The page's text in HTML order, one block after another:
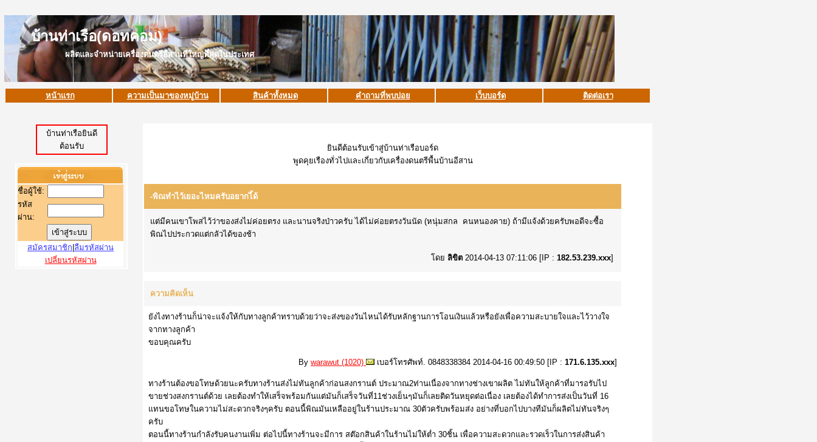
บ้านท่าเรือ(ดอทคอม)
ผลิตและจำหน่ายเครื่องดนตรีอีสานที่ใหญ่ที่สุดในประเทศ
หน้าแรก ความเป็นมาของหมู่บ้าน สินค้าทั้งหมด คำถามที่พบบ่อย เว็บบอร์ด ติดต่อเรา
บ้านท่าเรือยินดี
ต้อนรับ
ชื่อผู้ใช้:
รหัส
ผ่าน:
สมัครสมาชิก ลืมรหัสผ่าน
เปลี่ยนรหัสผ่าน
ยินดีต้อนรับเข้าสู่บ้านท่าเรือบอร์ด
พูดคุยเรืองทั่วไปและเกี่ยวกับเครื่องดนตรีพื้นบ้านอีสาน
-พิณทำไว้เยอะไหมครับอยากไ้ด้
แต่มีคนเขาโพสไว้ว่าของส่งไม่ค่อยตรง และนานจริงป่าวครับ ได้ไม่ค่อยตรงวันนัด (หนุ่มสกล คนหนองคาย) ถ้ามีแจ้งด้วยครับพอดีจะซื้อ
พิณไปประกวดแต่กลัวได้ของช้า
โดย ลิขิต 2014-04-13 07:11:06 [IP : 182.53.239.xxx]
ความคิดเห็น
ยังไงทางร้านก็น่าจะแจ้งให้กับทางลูกค้าทราบด้วยว่าจะส่งของวันไหนได้รับหลักฐานการโอนเงินแล้วหรือยังเพื่อความสะบายใจและไว้วางใจ
จากทางลูกค้า
ขอบคุณครับ
By warawut (1020) เบอร์โทรศัพท์. 0848338384 2014-04-16 00:49:50 [IP : 171.6.135.xxx]
ทางร้านต้องขอโทษด้วยนะครับทางร้านส่งไม่ทันลูกค้าก่อนสงกรานต์ ประมาณ2ท่านเนื่องจากทางช่างเขาผลิต ไม่ทันให้ลูกค้าที่มารอรับไป
ขายช่วงสงกรานต์ด้วย เลยต้องทำให้เสร็จพร้อมกันแต่มันก็เสร็จวันที่11ช่วงเย็นๆมันก็เลยติดวันหยุดต่อเนื่อง เลยต้องได้ทำการส่งเป็นวันที่ 16
แทนขอโทษในความไม่สะดวกจริงๆครับ ตอนนี้พิณมันเหลืออยู่ในร้านประมาณ 30ตัวครับพร้อมส่ง อย่างที่บอกไปบางทีมันก็ผลิตไม่ทันจริงๆ
ครับ
ตอนนี้ทางร้านกำลังรับคนงานเพิ่ม ต่อไปนี้ทางร้านจะมีการ สต๊อกสินค้าในร้านไม่ให้ต่ำ 30ชิ้น เพื่อความสะดวกและรวดเร็วในการส่งสินค้า